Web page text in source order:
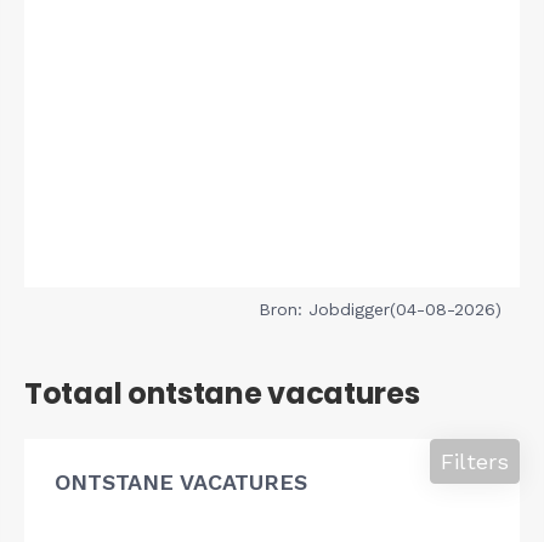
Bron: Jobdigger(04-08-2026)
Totaal ontstane vacatures
ONTSTANE VACATURES
Filters